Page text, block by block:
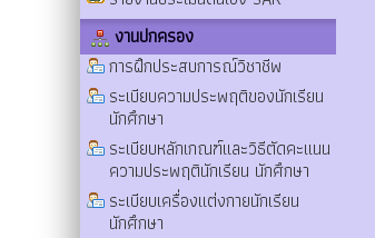
งานปกครอง
การฝึกประสบการณ์วิชาชีพ
ระเบียบความประพฤติของนักเรียน
นักศึกษา
ระเบียบหลักเกณฑ์และวิธีตัดคะแนน
ความประพฤตินักเรียน นักศึกษา
ระเบียบเครื่องแต่งกายนักเรียน
นักศึกษา